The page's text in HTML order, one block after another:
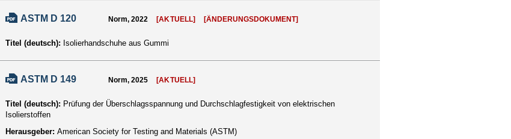
ASTM D 120 Norm, 2022 [AKTUELL] [ÄNDERUNGSDOKUMENT]
Titel (deutsch): Isolierhandschuhe aus Gummi
ASTM D 149 Norm, 2025 [AKTUELL]
Titel (deutsch): Prüfung der Überschlagsspannung und Durchschlagfestigkeit von elektrischen
Isolierstoffen
Herausgeber: American Society for Testing and Materials (ASTM)